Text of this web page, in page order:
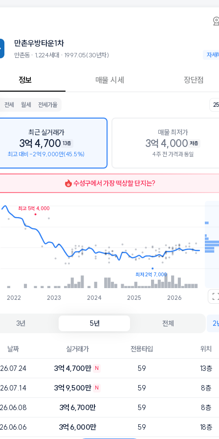
만촌우방타운1차 아파트 시세·실거래가·2년
타운1차는 만촌동에 위치한 1,224세대 대단지 아파트로, 1997.05 입주
8월 6일 기준 25평형의 매매 시세는 3.5억, 전세는 1.8억입니다. 34
으로는 대구대청초등학교, 대륜중학교, 대구혜화여자고등학교가 있습니
층, 용적률 237%, 건폐율 19%의 단지입니다.
만촌우방타
만촌우방타운1차
만촌동 · 1,224세대 · 1997.05(30년차) 만촌
자세
정보 매물 시세 장단점
전세 월세 전세가율
최근 실거래가
3억 4,700 13층
최고 대비 -2억 9,000만(45.5%)
매물 최저가
3억 4,000 저층
4주 전 가격과 동일
수성구에서 가장 떡상할 단지는?
2022 2023 2024 2025 2026
최고 5억 4,000
최저 2억 7,000
3.5억
4개
3.4억
3년 5년 전체 2
날짜 실거래가 전용타입 위치
26.07.24 3억 4,700만 N 59 13층
26.07.14 3억 9,500만 N 59 8층
26.06.08 3억 6,700만 59 8층
26.06.06 3억 6,000만 59 18층